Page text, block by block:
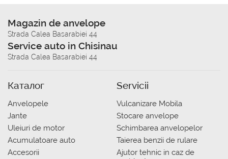
Magazin de anvelope
Strada Calea Basarabiei 44
Service auto in Chisinau
Strada Calea Basarabiei 44
Каталог
Anvelopele
Jante
Uleiuri de motor
Acumulatoare auto
Accesorii
Servicii
Vulcanizare Mobila
Stocare anvelope
Schimbarea anvelopelor
Taierea benzii de rulare
Ajutor tehnic in caz de